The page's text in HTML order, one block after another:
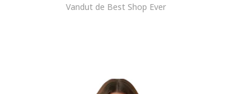
Vandut de Best Shop Ever